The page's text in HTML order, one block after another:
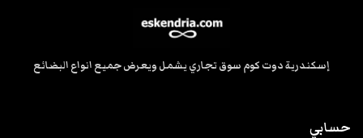
إسكندرية دوت كوم سوق تجاري يشمل ويعرض جميع انواع البضائع
حسابي